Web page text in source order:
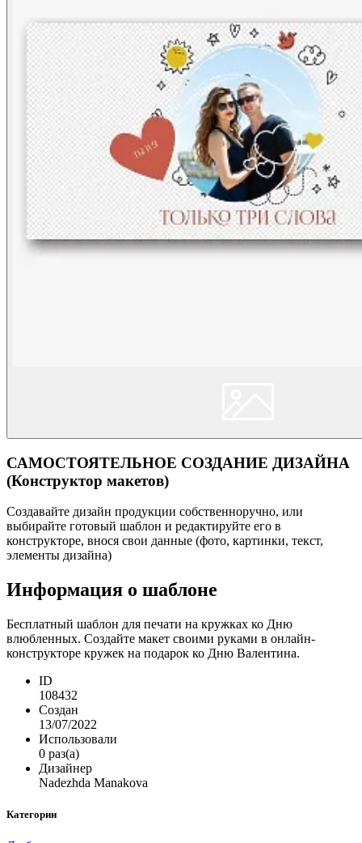
САМОСТОЯТЕЛЬНОЕ СОЗДАНИЕ ДИЗАЙНА
(Конструктор макетов)
Создавайте дизайн продукции собственноручно, или
выбирайте готовый шаблон и редактируйте его в
конструкторе, внося свои данные (фото, картинки, текст,
элементы дизайна)
Информация о шаблоне
Бесплатный шаблон для печати на кружках ко Дню
влюбленных. Создайте макет своими руками в онлайн-
конструкторе кружек на подарок ко Дню Валентина.
ID
108432
Создан
13/07/2022
Использовали
0 раз(а)
Дизайнер
Nadezhda Manakova
Категории